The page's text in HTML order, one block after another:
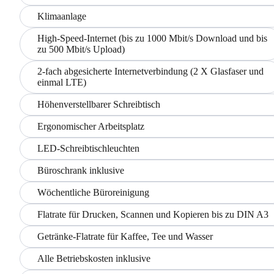
Klimaanlage
High-Speed-Internet (bis zu 1000 Mbit/s Download und bis
zu 500 Mbit/s Upload)
2-fach abgesicherte Internetverbindung (2 X Glasfaser und
einmal LTE)
Höhenverstellbarer Schreibtisch
Ergonomischer Arbeitsplatz
LED-Schreibtischleuchten
Büroschrank inklusive
Wöchentliche Büroreinigung
Flatrate für Drucken, Scannen und Kopieren bis zu DIN A3
Getränke-Flatrate für Kaffee, Tee und Wasser
Alle Betriebskosten inklusive